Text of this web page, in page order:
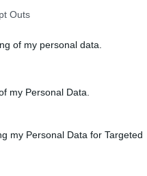
Outs
of my personal data.
my Personal Data.
my Personal Data for Targeted
esküvőn, sem
vártak a kapcsolat